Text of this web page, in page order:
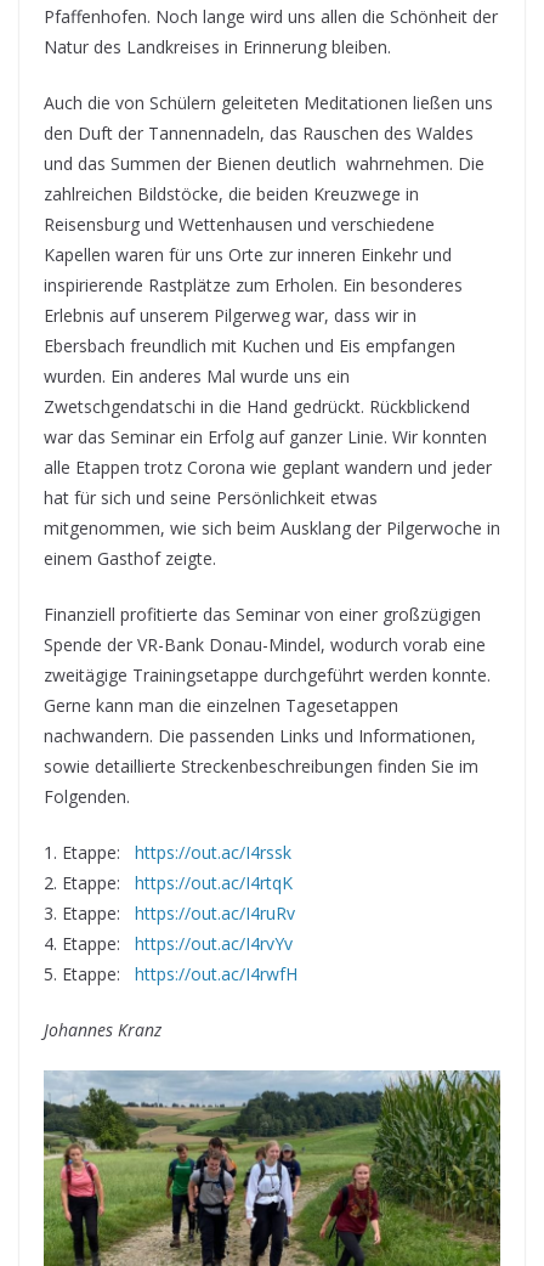
Pfaffenhofen. Noch lange wird uns allen die Schönheit der
Natur des Landkreises in Erinnerung bleiben.
Auch die von Schülern geleiteten Meditationen ließen uns
den Duft der Tannennadeln, das Rauschen des Waldes
und das Summen der Bienen deutlich wahrnehmen. Die
zahlreichen Bildstöcke, die beiden Kreuzwege in
Reisensburg und Wettenhausen und verschiedene
Kapellen waren für uns Orte zur inneren Einkehr und
inspirierende Rastplätze zum Erholen. Ein besonderes
Erlebnis auf unserem Pilgerweg war, dass wir in
Ebersbach freundlich mit Kuchen und Eis empfangen
wurden. Ein anderes Mal wurde uns ein
Zwetschgendatschi in die Hand gedrückt. Rückblickend
war das Seminar ein Erfolg auf ganzer Linie. Wir konnten
alle Etappen trotz Corona wie geplant wandern und jeder
hat für sich und seine Persönlichkeit etwas
mitgenommen, wie sich beim Ausklang der Pilgerwoche in
einem Gasthof zeigte.
Finanziell profitierte das Seminar von einer großzügigen
Spende der VR-Bank Donau-Mindel, wodurch vorab eine
zweitägige Trainingsetappe durchgeführt werden konnte.
Gerne kann man die einzelnen Tagesetappen
nachwandern. Die passenden Links und Informationen,
sowie detaillierte Streckenbeschreibungen finden Sie im
Folgenden.
1. Etappe: https://out.ac/I4rssk
2. Etappe: https://out.ac/I4rtqK
3. Etappe: https://out.ac/I4ruRv
4. Etappe: https://out.ac/I4rvYv
5. Etappe: https://out.ac/I4rwfH
Johannes Kranz